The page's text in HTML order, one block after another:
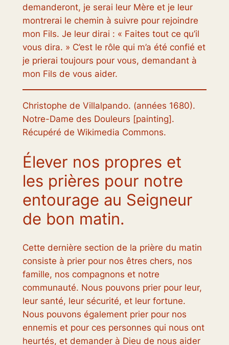
demanderont, je serai leur Mère et je leur
montrerai le chemin à suivre pour rejoindre
mon Fils. Je leur dirai : « Faites tout ce qu’il
vous dira. » C’est le rôle qui m’a été confié et
je prierai toujours pour vous, demandant à
mon Fils de vous aider.
Christophe de Villalpando. (années 1680).
Notre-Dame des Douleurs [painting].
Récupéré de Wikimedia Commons.
Élever nos propres et
les prières pour notre
entourage au Seigneur
de bon matin.
Cette dernière section de la prière du matin
consiste à prier pour nos êtres chers, nos
famille, nos compagnons et notre
communauté. Nous pouvons prier pour leur,
leur santé, leur sécurité, et leur fortune.
Nous pouvons également prier pour nos
ennemis et pour ces personnes qui nous ont
heurtés, et demander à Dieu de nous aider